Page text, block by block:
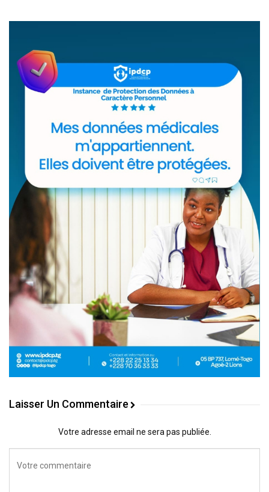
Laisser Un Commentaire
Votre adresse email ne sera pas publiée.